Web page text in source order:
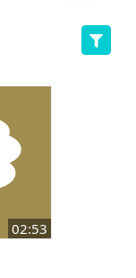
02:53